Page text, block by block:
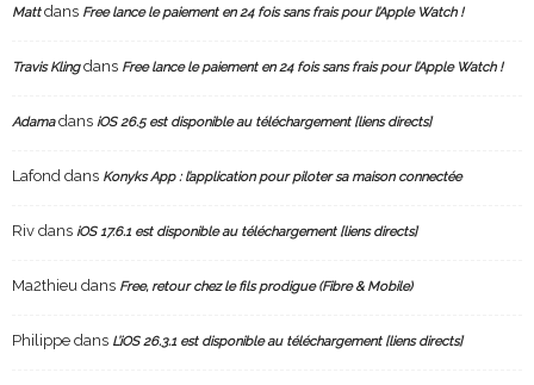
Mattdans Free lance le paiement en 24 fois sans frais pour l’Apple Watch !
Travis Klingdans Free lance le paiement en 24 fois sans frais pour l’Apple Watch !
Adamadans iOS 26.5 est disponible au téléchargement [liens directs]
Lafond dans Konyks App : l’application pour piloter sa maison connectée
Riv dans iOS 17.6.1 est disponible au téléchargement [liens directs]
Ma2thieu dans Free, retour chez le fils prodigue (Fibre & Mobile)
Philippe dans L’iOS 26.3.1 est disponible au téléchargement [liens directs]